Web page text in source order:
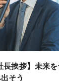
挨拶】未来を
そう